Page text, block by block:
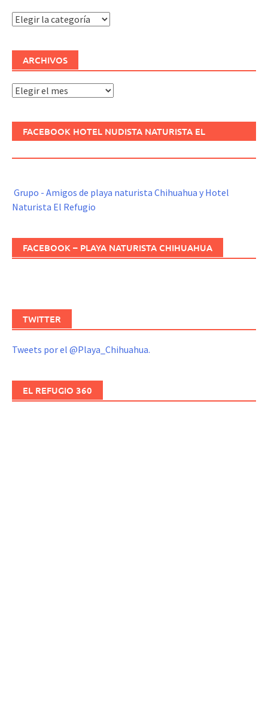
Categorías
ARCHIVOS
Archivos
FACEBOOK HOTEL NUDISTA NATURISTA EL
Grupo - Amigos de playa naturista Chihuahua y Hotel
Naturista El Refugio
FACEBOOK – PLAYA NATURISTA CHIHUAHUA
TWITTER
Tweets por el @Playa_Chihuahua.
EL REFUGIO 360